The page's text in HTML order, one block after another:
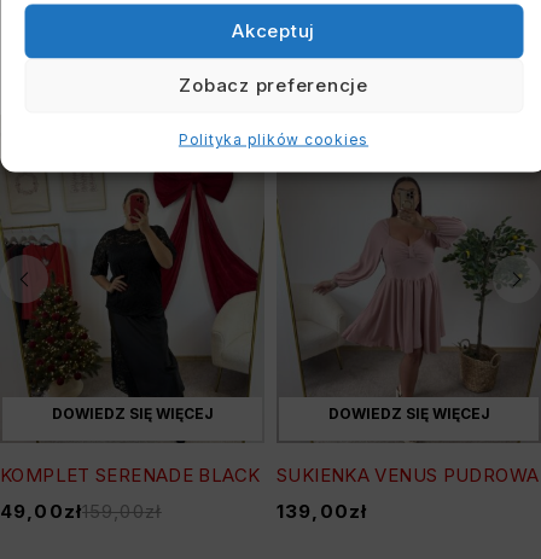
Akceptuj
Zobacz preferencje
Polityka plików cookies
PODOBNE PRODUKTY
DOWIEDZ SIĘ WIĘCEJ
KOMPLET SERENADE BLACK
159,00zł
49,00zł
WYPRZEDANE
DOWIEDZ SIĘ WIĘCEJ
SUKIENKA VENUS PUDROWA
139,00zł